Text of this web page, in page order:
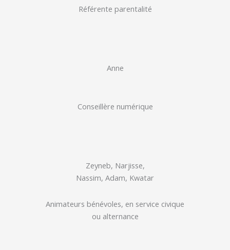
Référente parentalité
Anne
Conseillère numérique
Zeyneb, Narjisse,
Nassim, Adam, Kwatar
Animateurs bénévoles, en service civique
ou alternance